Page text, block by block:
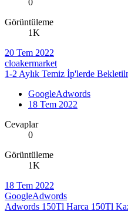
0
Görüntüleme
1K
20 Tem 2022
cloakermarket
1-2 Aylık Temiz İp'lerde
GoogleAdwords
18 Tem 2022
Cevaplar
0
Görüntüleme
1K
18 Tem 2022
GoogleAdwords
Adwords 150Tl Harca 150Tl